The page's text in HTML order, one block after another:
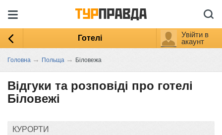
Готелі
Увійти в
акаунт
Головна → Польща → Біловежа
Відгуки та розповіді про готелі
Біловежі
КУРОРТИ